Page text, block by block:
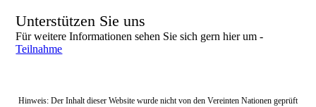
Unterstützen Sie uns
Für weitere Informationen sehen Sie sich gern hier um -
Teilnahme
Hinweis: Der Inhalt dieser Website wurde nicht von den Vereinten Nationen geprüft